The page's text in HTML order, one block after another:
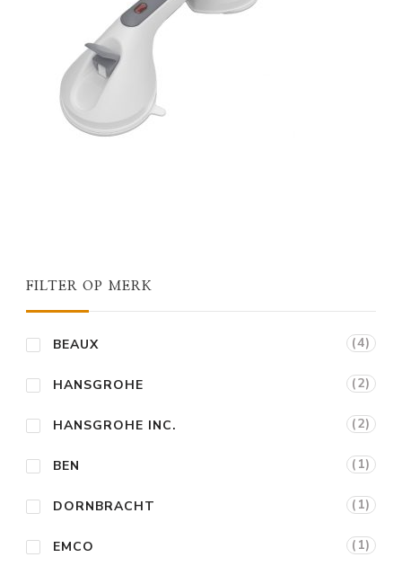
FILTER OP MERK
BEAUX (4)
HANSGROHE (2)
HANSGROHE INC. (2)
BEN (1)
DORNBRACHT (1)
EMCO (1)